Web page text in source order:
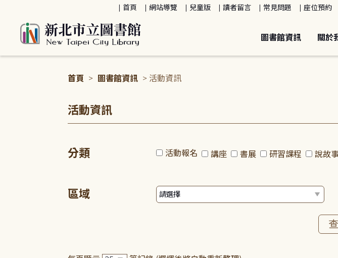
首頁 網站導覽 兒童版 讀者留言 常見問題 座位預約
圖書館資訊 關於
首頁 > 圖書館資訊 > 活動資訊
活動資訊
分類 活動報名 講座 書展 研習課程 說故
區域